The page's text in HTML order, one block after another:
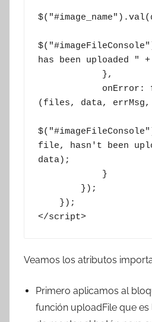
has been uploaded "
(files, data,
file, hasn't been
data);
</script>
Veamos los atributos
Primero aplicamos al
función uploadFile que